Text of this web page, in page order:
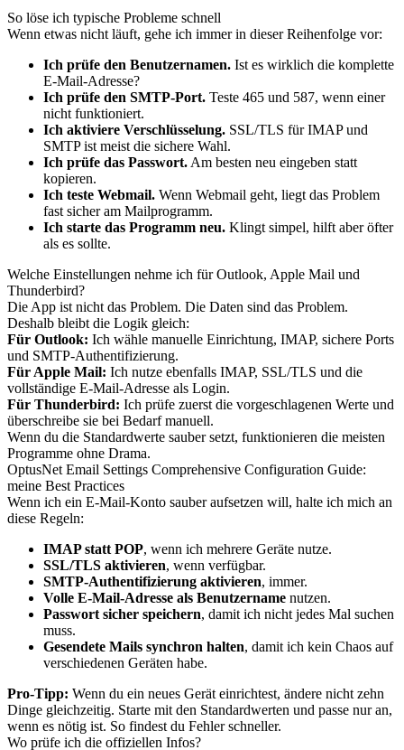
So löse ich typische Probleme schnell
Wenn etwas nicht läuft, gehe ich immer in dieser Reihenfolge vor:
Ich prüfe den Benutzernamen. Ist es wirklich die komplette
E-Mail-Adresse?
Ich prüfe den SMTP-Port. Teste 465 und 587, wenn einer
nicht funktioniert.
Ich aktiviere Verschlüsselung. SSL/TLS für IMAP und
SMTP ist meist die sichere Wahl.
Ich prüfe das Passwort. Am besten neu eingeben statt
kopieren.
Ich teste Webmail. Wenn Webmail geht, liegt das Problem
fast sicher am Mailprogramm.
Ich starte das Programm neu. Klingt simpel, hilft aber öfter
als es sollte.
Welche Einstellungen nehme ich für Outlook, Apple Mail und
Thunderbird?
Die App ist nicht das Problem. Die Daten sind das Problem.
Deshalb bleibt die Logik gleich:
Für Outlook: Ich wähle manuelle Einrichtung, IMAP, sichere Ports
und SMTP-Authentifizierung.
Für Apple Mail: Ich nutze ebenfalls IMAP, SSL/TLS und die
vollständige E-Mail-Adresse als Login.
Für Thunderbird: Ich prüfe zuerst die vorgeschlagenen Werte und
überschreibe sie bei Bedarf manuell.
Wenn du die Standardwerte sauber setzt, funktionieren die meisten
Programme ohne Drama.
OptusNet Email Settings Comprehensive Configuration Guide:
meine Best Practices
Wenn ich ein E-Mail-Konto sauber aufsetzen will, halte ich mich an
diese Regeln:
IMAP statt POP, wenn ich mehrere Geräte nutze.
SSL/TLS aktivieren, wenn verfügbar.
SMTP-Authentifizierung aktivieren, immer.
Volle E-Mail-Adresse als Benutzername nutzen.
Passwort sicher speichern, damit ich nicht jedes Mal suchen
muss.
Gesendete Mails synchron halten, damit ich kein Chaos auf
verschiedenen Geräten habe.
Pro-Tipp: Wenn du ein neues Gerät einrichtest, ändere nicht zehn
Dinge gleichzeitig. Starte mit den Standardwerten und passe nur an,
wenn es nötig ist. So findest du Fehler schneller.
Wo prüfe ich die offiziellen Infos?